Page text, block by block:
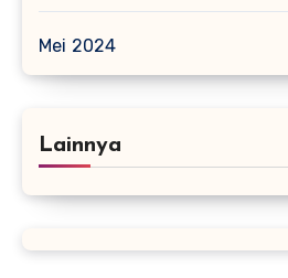
Mei 2024
Lainnya